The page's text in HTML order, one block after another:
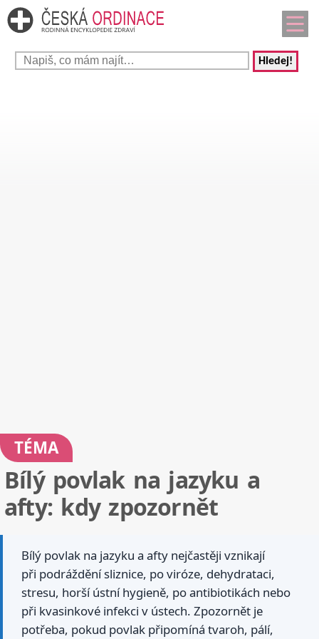
Hledej!
TÉMA
Bílý povlak na jazyku a
afty: kdy zpozornět
Bílý povlak na jazyku a afty nejčastěji vznikají
při podráždění sliznice, po viróze, dehydrataci,
stresu, horší ústní hygieně, po antibiotikách nebo
při kvasinkové infekci v ústech. Zpozornět je
potřeba, pokud povlak připomíná tvaroh, pálí,